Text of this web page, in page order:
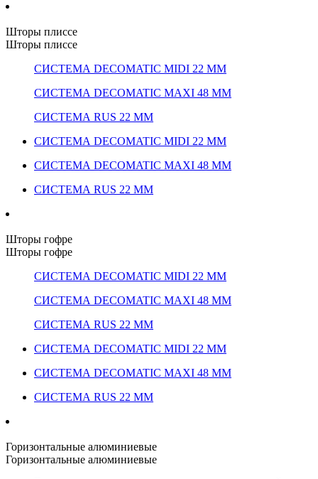
Шторы плиссе
Шторы плиссе
СИСТЕМА DECOMATIC MIDI 22 ММ
СИСТЕМА DECOMATIC MAXI 48 ММ
СИСТЕМА RUS 22 ММ
СИСТЕМА DECOMATIC MIDI 22 ММ
СИСТЕМА DECOMATIC MAXI 48 ММ
СИСТЕМА RUS 22 ММ
Шторы гофре
Шторы гофре
СИСТЕМА DECOMATIC MIDI 22 ММ
СИСТЕМА DECOMATIC MAXI 48 ММ
СИСТЕМА RUS 22 ММ
СИСТЕМА DECOMATIC MIDI 22 ММ
СИСТЕМА DECOMATIC MAXI 48 ММ
СИСТЕМА RUS 22 ММ
Горизонтальные алюминиевые
Горизонтальные алюминиевые